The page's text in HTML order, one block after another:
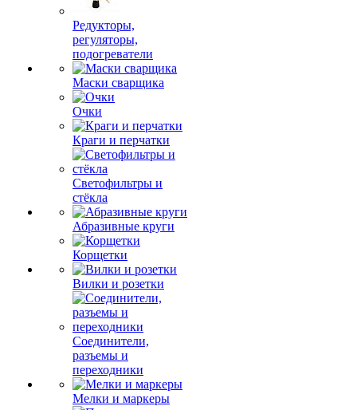
Редукторы,
регуляторы,
подогреватели
Маски сварщика
Очки
Краги и перчатки
Светофильтры и
стёкла
Абразивные круги
Корщетки
Вилки и розетки
Соединители,
разъемы и
переходники
Мелки и маркеры